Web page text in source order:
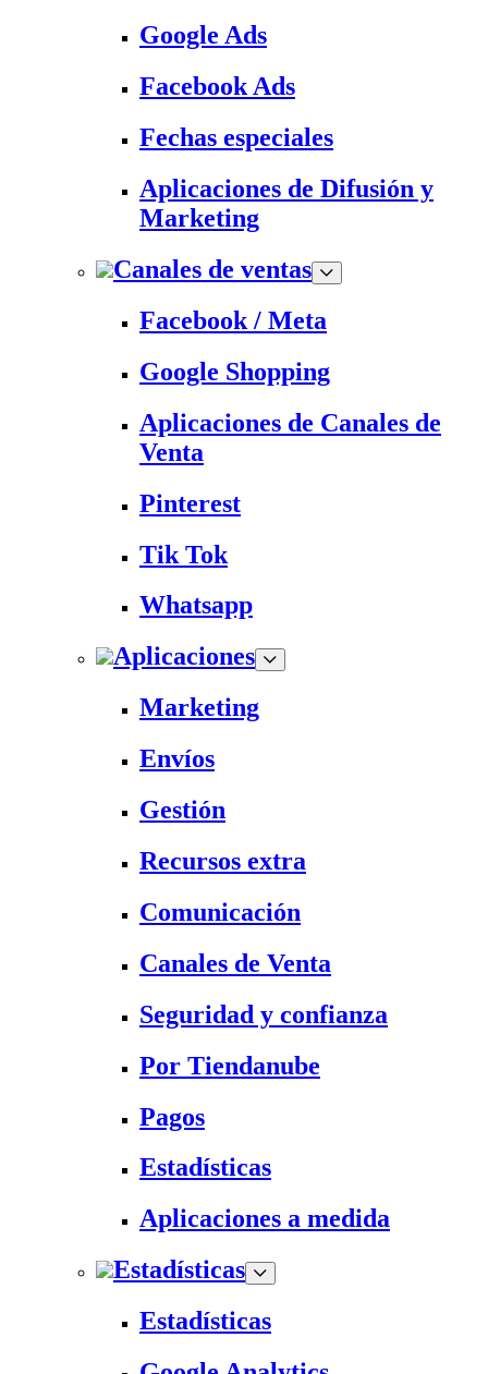
Google Ads
Facebook Ads
Fechas especiales
Aplicaciones de Difusión y
Marketing
Canales de ventas
Facebook / Meta
Google Shopping
Aplicaciones de Canales de
Venta
Pinterest
Tik Tok
Whatsapp
Aplicaciones
Marketing
Envíos
Gestión
Recursos extra
Comunicación
Canales de Venta
Seguridad y confianza
Por Tiendanube
Pagos
Estadísticas
Aplicaciones a medida
Estadísticas
Estadísticas